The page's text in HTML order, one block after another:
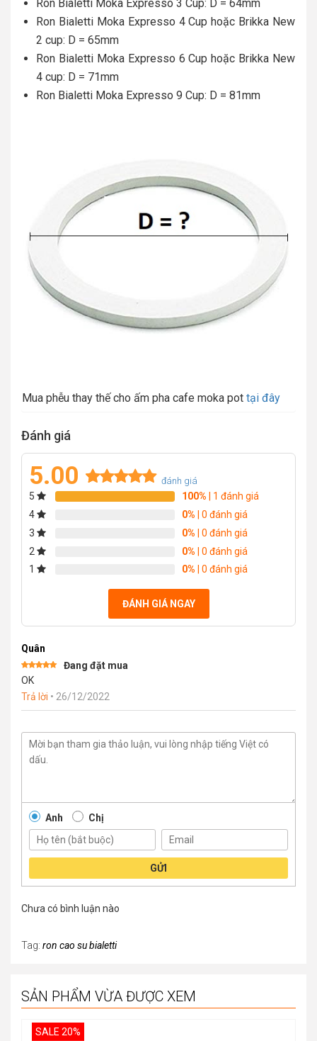
Ron Bialetti Moka Expresso 3 Cup: D = 64mm
Ron Bialetti Moka Expresso 4 Cup hoặc Brikka New
2 cup: D = 65mm
Ron Bialetti Moka Expresso 6 Cup hoặc Brikka New
4 cup: D = 71mm
Ron Bialetti Moka Expresso 9 Cup: D = 81mm
Mua phễu thay thế cho ấm pha cafe moka pot tại đây
Đánh giá
5.00
Rated5.00
1
đánh giá
5 100% | 1 đánh giá
4
0% | 0 đánh giá
3
0% | 0 đánh giá
2
0% | 0 đánh giá
1
0% | 0 đánh giá
ĐÁNH GIÁ NGAY
Quân
Được xếp
hạng
sao
Đang đặt mua
OK
Trả lời • 26/12/2022
Anh Chị
GỬI
Chưa có bình luận nào
Tag: ron cao su bialetti
SẢN PHẨM VỪA ĐƯỢC XEM
SALE 20%